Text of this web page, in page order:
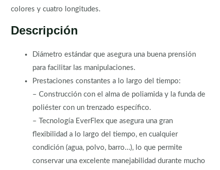
colores y cuatro longitudes.
Descripción
Diámetro estándar que asegura una buena prensión
para facilitar las manipulaciones.
Prestaciones constantes a lo largo del tiempo:
– Construcción con el alma de poliamida y la funda de
poliéster con un trenzado específico.
– Tecnología EverFlex que asegura una gran
flexibilidad a lo largo del tiempo, en cualquier
condición (agua, polvo, barro…), lo que permite
conservar una excelente manejabilidad durante mucho